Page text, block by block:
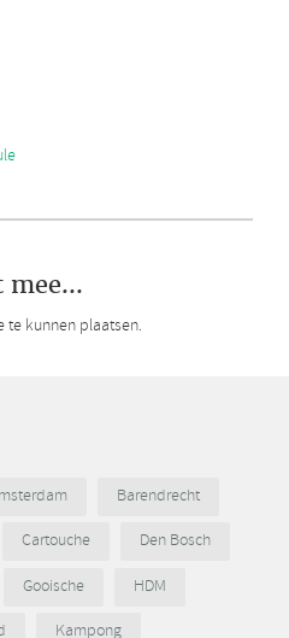
mee...
te kunnen plaatsen.
Barendrecht
Cartouche
Den Bosch
Gooische
HDM
Kampong